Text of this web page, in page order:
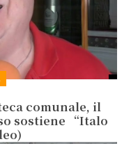
comunale, il
sostiene “Italo